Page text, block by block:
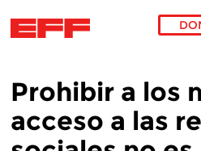
Prohibir a los
acceso a las